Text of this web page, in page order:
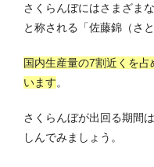
さくらんぼにはさまざま
と称される「佐藤錦（さ
国内生産量の7割近くを
います。
さくらんぼが出回る期間
しんでみましょう。